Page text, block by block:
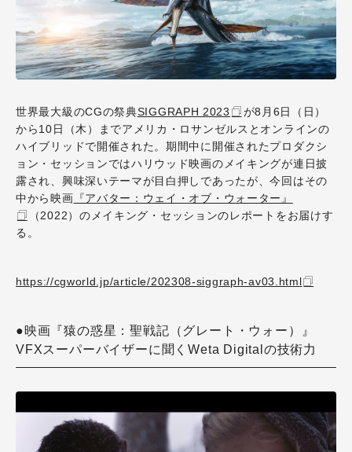
世界最大級のCGの祭典SIGGRAPH 2023
が8月6日（日）
から10日（木）までアメリカ・ロサンゼルスとオンラインの
ハイブリッドで開催された。期間中に開催されたプロダクシ
ョン・セッションではハリウッド映画のメイキングが連日披
露され、興味深いテーマが目白押しであったが、今回はその
中から映画 『アバター：ウェイ・オブ・ウォーター』
（2022）のメイキング・セッションのレポートをお届けす
る。
https://cgworld.jp/article/202308-siggraph-av03.html
●映画『猿の惑星：聖戦記（グレート・ウォー）』
VFXスーパーバイザーに聞くWeta Digitalの技術力